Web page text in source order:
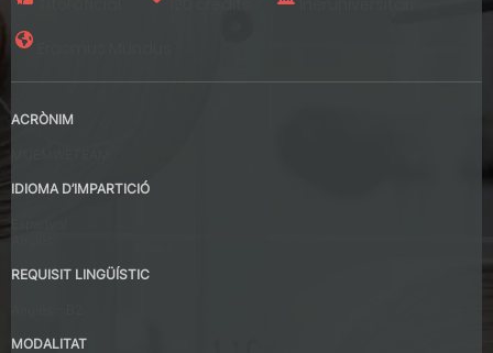
ACRÒNIM
IDIOMA D’IMPARTICIÓ
REQUISIT LINGÜÍSTIC
MODALITAT